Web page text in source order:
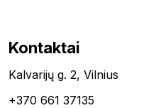
Kontaktai
Kalvarijų g. 2, Vilnius
+370 661 37135